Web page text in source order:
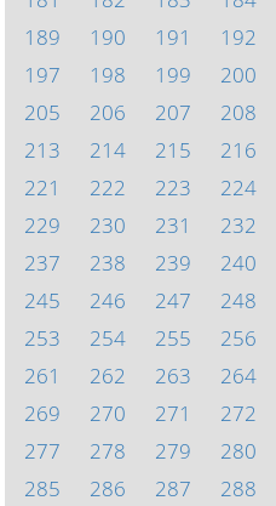
189
190 191 192
197
198 199 200
205
206 207 208
213
214 215 216
221
222 223 224
229
230 231 232
237
238 239 240
245
246 247 248
253
254 255 256
261
262 263 264
269
270 271 272
277
278 279 280
285
286 287 288